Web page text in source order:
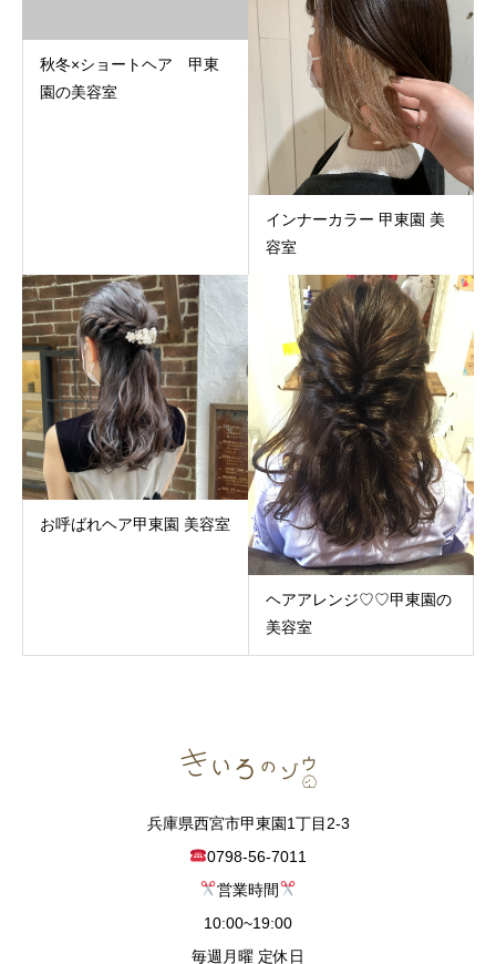
秋冬×ショートヘア 甲東
園の美容室
インナーカラー 甲東園 美
容室
お呼ばれヘア甲東園 美容室
ヘアアレンジ♡♡甲東園の
美容室
兵庫県西宮市甲東園1丁目2-3
0798-56-7011
営業時間
10:00~19:00
毎週月曜 定休日